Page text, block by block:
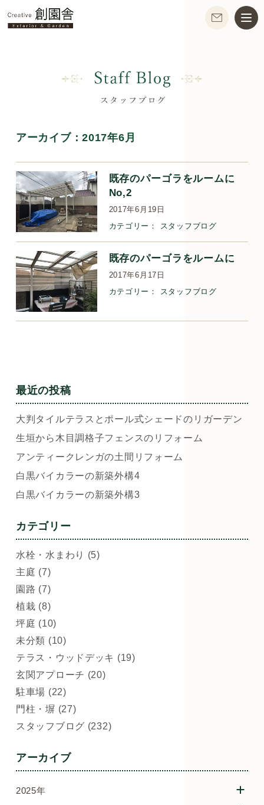
アーカイブ：2017年6月
既存のパーゴラをルームに
No,2
2017年6月19日
カテゴリー：
スタッフブログ
既存のパーゴラをルームに
2017年6月17日
カテゴリー：
スタッフブログ
最近の投稿
大判タイルテラスとポール式シェードのリガーデン
生垣から木目調格子フェンスのリフォーム
アンティークレンガの土間リフォーム
白黒バイカラーの新築外構4
白黒バイカラーの新築外構3
カテゴリー
水栓・水まわり (5)
主庭 (7)
園路 (7)
植栽 (8)
坪庭 (10)
未分類 (10)
テラス・ウッドデッキ (19)
玄関アプローチ (20)
駐車場 (22)
門柱・塀 (27)
スタッフブログ (232)
アーカイブ
2025年